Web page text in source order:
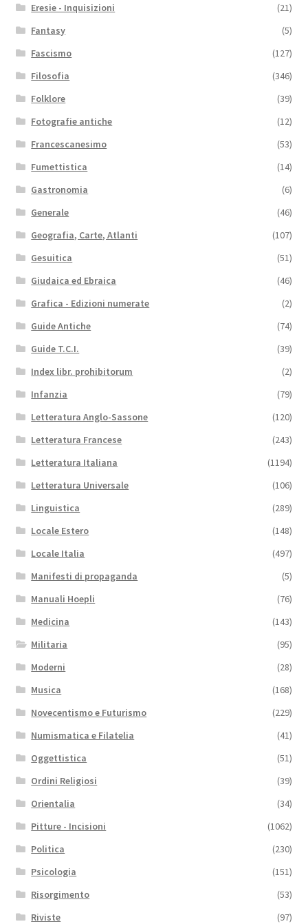
Eresie - Inquisizioni
(21)
Fantasy
(5)
Fascismo
(127)
Filosofia
(346)
Folklore
(39)
Fotografie antiche
(12)
Francescanesimo
(53)
Fumettistica
(14)
Gastronomia
(6)
Generale
(46)
Geografia, Carte, Atlanti
(107)
Gesuitica
(51)
Giudaica ed Ebraica
(46)
Grafica - Edizioni numerate
(2)
Guide Antiche
(74)
Guide T.C.I.
(39)
Index libr. prohibitorum
(2)
Infanzia
(79)
Letteratura Anglo-Sassone
(120)
Letteratura Francese
(243)
Letteratura Italiana
(1194)
Letteratura Universale
(106)
Linguistica
(289)
Locale Estero
(148)
Locale Italia
(497)
Manifesti di propaganda
(5)
Manuali Hoepli
(76)
Medicina
(143)
Militaria
(95)
Moderni
(28)
Musica
(168)
Novecentismo e Futurismo
(229)
Numismatica e Filatelia
(41)
Oggettistica
(51)
Ordini Religiosi
(39)
Orientalia
(34)
Pitture - Incisioni
(1062)
Politica
(230)
Psicologia
(151)
Risorgimento
(53)
Riviste
(97)